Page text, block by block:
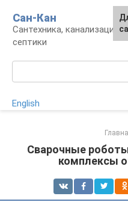
контенту
Сан-Кан
Сантехника, канализация,
септики
English
Сварочные
комплексы